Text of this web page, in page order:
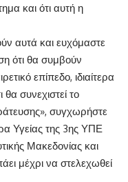
και ότι αυτή η
αυτά και ευχόμαστε
ότι θα συμβούν
επίπεδο, ιδιαίτερα
θα συνεχιστεί το
συγχωρήστε
Υγείας της 3ης ΥΠΕ
Μακεδονίας και
μέχρι να στελεχωθεί